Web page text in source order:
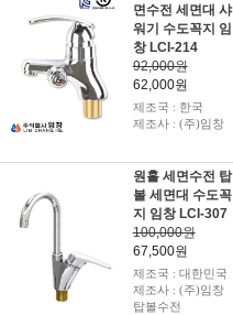
면수전 세면대 샤
워기 수도꼭지 임
창 LCI-214
92,000원
62,000원
제조국 : 한국
제조사 : (주)임창
원홀 세면수전 탑
볼 세면대 수도꼭
지 임창 LCI-307
100,000원
67,500원
제조국 : 대한민국
제조사 : (주)임창
탑볼수전